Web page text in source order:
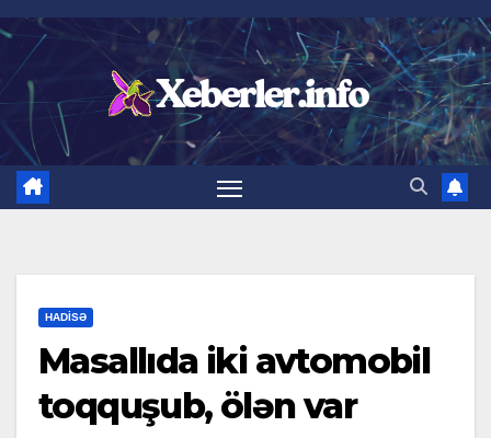
Skip
content
HADISƏ
Masallıda iki avtomobil
toqquşub, ölən var